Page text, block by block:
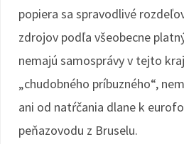
popiera sa spravodlivé
zdrojov podľa všeobecne
nemajú samosprávy v tejto
„chudobného príbuzného“,
ani od natŕčania dlane k
peňazovodu z Bruselu.